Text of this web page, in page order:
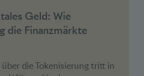
Geld: Wie
die Finanzmärkte
die Tokenisierung tritt in